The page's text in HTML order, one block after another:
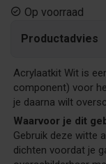
Op voorraad
Productadvies
Acrylaatkit Wit is
component) voor
je daarna wilt
Waarvoor je dit
Gebruik deze witte
dichten voordat je